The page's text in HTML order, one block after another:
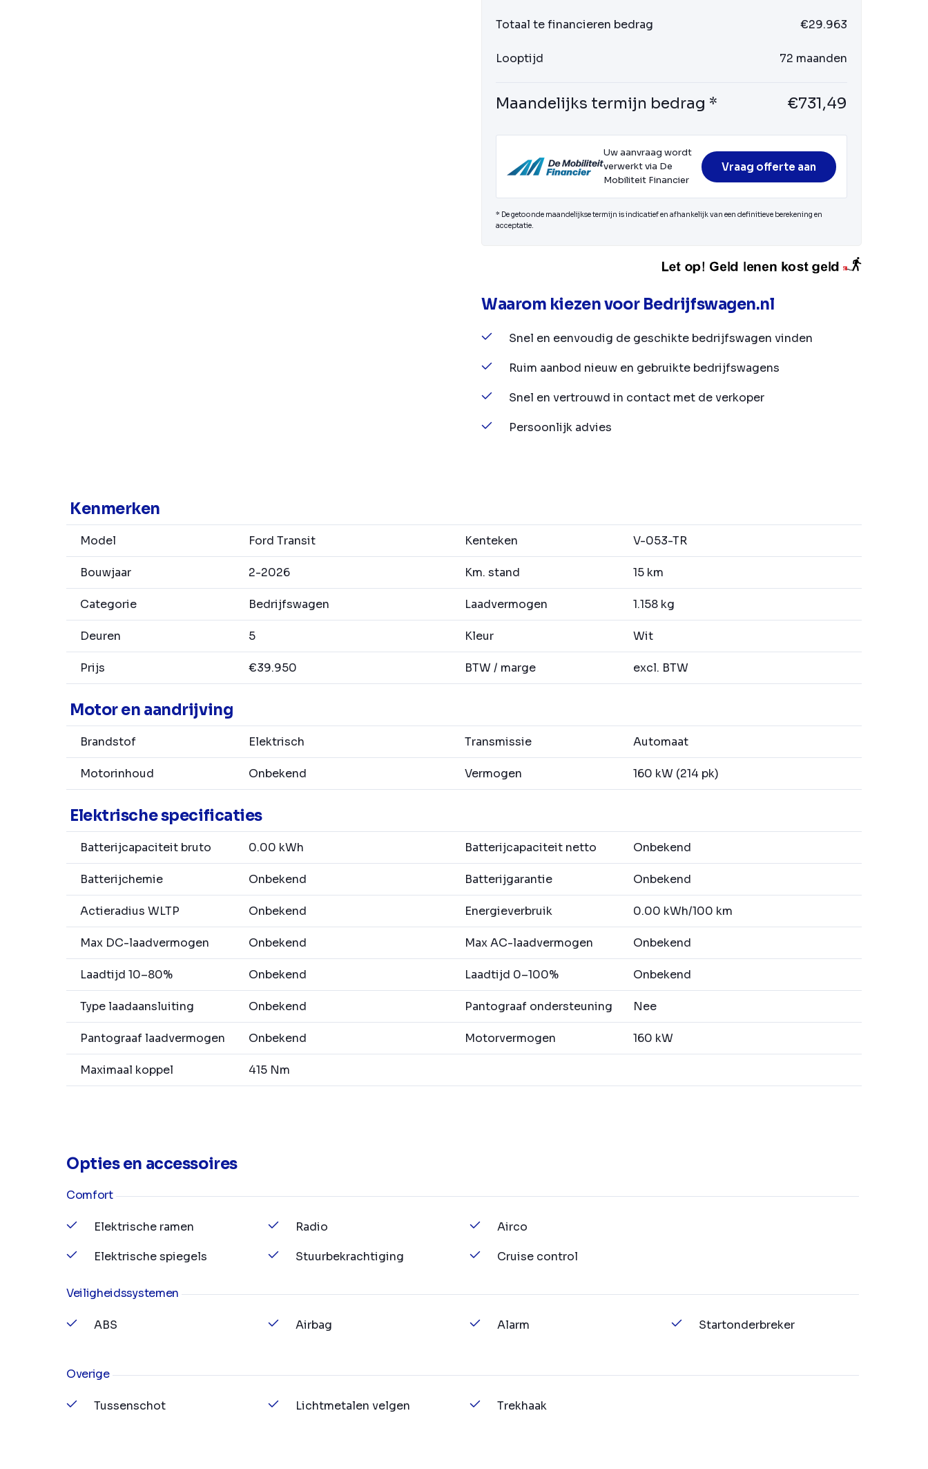
Totaal te financieren bedrag €29.963
Looptijd 72 maanden
Maandelijks termijn bedrag * €731,49
Uw aanvraag wordt
verwerkt via De
Mobiliteit Financier
Vraag offerte aan
* De getoonde maandelijkse termijn is indicatief en afhankelijk van een definitieve berekening en
acceptatie.
Waarom kiezen voor Bedrijfswagen.nl
Snel en eenvoudig de geschikte bedrijfswagen vinden
Ruim aanbod nieuw en gebruikte bedrijfswagens
Snel en vertrouwd in contact met de verkoper
Persoonlijk advies
Kenmerken
Model Ford Transit Kenteken V-053-TR
Bouwjaar 2-2026 Km. stand 15 km
Categorie Bedrijfswagen Laadvermogen 1.158 kg
Deuren 5 Kleur Wit
Prijs €39.950 BTW / marge excl. BTW
Motor en aandrijving
Brandstof Elektrisch Transmissie Automaat
Motorinhoud Onbekend Vermogen 160 kW (214 pk)
Elektrische specificaties
Batterijcapaciteit bruto 0.00 kWh Batterijcapaciteit netto Onbekend
Batterijchemie Onbekend Batterijgarantie Onbekend
Actieradius WLTP Onbekend Energieverbruik 0.00 kWh/100 km
Max DC-laadvermogen Onbekend Max AC-laadvermogen Onbekend
Laadtijd 10–80% Onbekend Laadtijd 0–100% Onbekend
Type laadaansluiting Onbekend Pantograaf ondersteuning Nee
Pantograaf laadvermogen Onbekend Motorvermogen 160 kW
Maximaal koppel 415 Nm
Opties en accessoires
Comfort
Elektrische ramen
Elektrische spiegels
Radio
Stuurbekrachtiging
Airco
Cruise control
Veiligheidssystemen
ABS Airbag Alarm Startonderbreker
Overige
Tussenschot Lichtmetalen velgen Trekhaak